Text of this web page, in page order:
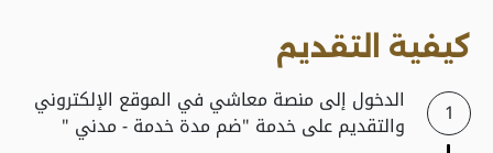
كيفية التقديم
الدخول إلى منصة معاشي في الموقع الإلكتروني
والتقديم على خدمة "ضم مدة خدمة - مدني "